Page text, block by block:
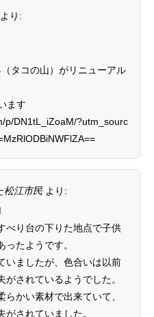
より:
タコの山）がリニューアル
ます
p/DN1tL_iZoaM/?utm_sourc
松江市民 より:
べり台の下りた地点で子供
たようです。
いましたが、色合いは以前
されているようでした。
らかい素材で出来ていて、
されていました。